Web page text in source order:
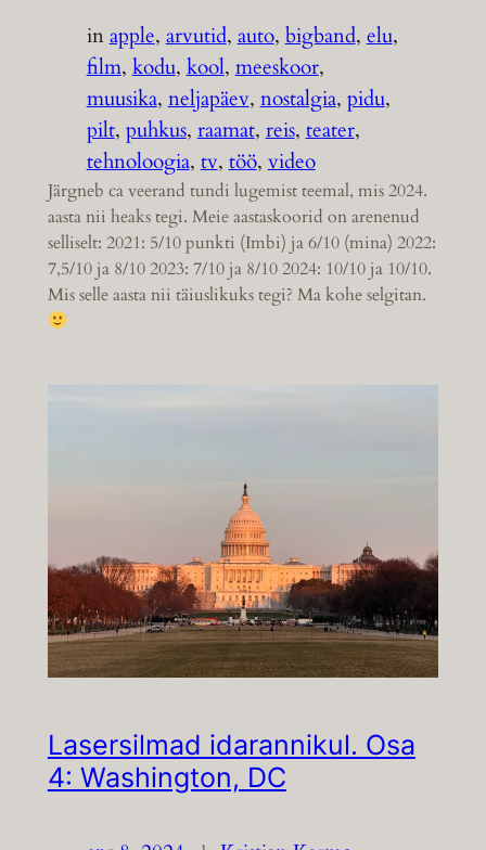
inapple, arvutid, auto, bigband, elu
film, kodu, kool, meeskoor
muusika, neljapäev, nostalgia, pidu
pilt, puhkus, raamat, reis, teater
tehnoloogia, tv, töö, video
Järgneb ca veerand tundi lugemist teemal, mis 2024.
aasta nii heaks tegi. Meie aastaskoorid on arenenud
selliselt: 2021: 5/10 punkti (Imbi) ja 6/10 (mina) 2022:
7,5/10 ja 8/10 2023: 7/10 ja 8/10 2024: 10/10 ja 10/10.
Mis selle aasta nii täiuslikuks tegi? Ma kohe selgitan.
Lasersilmad idarannikul. Osa
4: Washington, DC